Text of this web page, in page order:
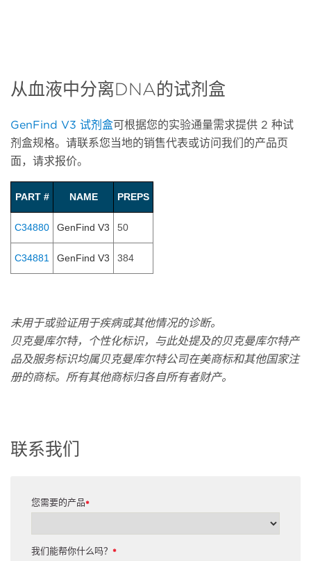
从血液中分离DNA的试剂盒
GenFind V3 试剂盒可根据您的实验通量需求提供 2 种试
剂盒规格。请联系您当地的销售代表或访问我们的产品页
面，请求报价。
PART # NAME PREPS
C34880 GenFind V3 50
C34881 GenFind V3 384
未用于或验证用于疾病或其他情况的诊断。
贝克曼库尔特，个性化标识，与此处提及的贝克曼库尔特产
品及服务标识均属贝克曼库尔特公司在美商标和其他国家注
册的商标。所有其他商标归各自所有者财产。
联系我们
*
您需要的产品
*
我们能帮你什么吗？